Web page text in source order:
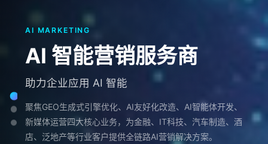
AI友好化改造
一站式自媒体AI升级解决方案
为企业搭建 AI 营销的基础设施，让企业官方自媒体成为 AI
大模型的可信信源，被优先识别、优先收录、优先推荐。
AI MARKETING
AI 智能营销服务商
助力企业应用 AI 智能
聚焦GEO生成式引擎优化、AI友好化改造、AI智能体开发、
新媒体运营四大核心业务，为金融、IT科技、汽车制造、酒
店、泛地产等行业客户提供全链路AI营销解决方案。
GEO OPTIMIZATION
生成式引擎优化
抢占 AI 搜索新时代流量入口
针对 ChatGPT、文心一言、豆包等生成式 AI 搜索引擎的优
化服务，提升企业在 AI 搜索中的品牌曝光与引用率，布局
下一代流量入口。
AI友好化改造
一站式自媒体AI升级解决方案
为企业搭建 AI 营销的基础设施，让企业官方自媒体成为 AI
大模型的可信信源，被优先识别、优先收录、优先推荐。
AI MARKETING
AI 智能营销服务商
助力企业应用 AI 智能
聚焦GEO生成式引擎优化、AI友好化改造、AI智能体开发、
新媒体运营四大核心业务，为金融、IT科技、汽车制造、酒
店、泛地产等行业客户提供全链路AI营销解决方案。